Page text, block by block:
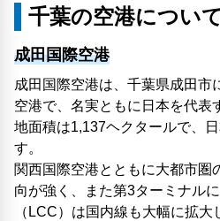
千葉の空港について
成田国際空港
成田国際空港は、千葉県成田市
空港で、名実ともに日本を代表
地面積は1,137ヘクタールで、
す。
関西国際空港とともに大都市圏
向が強く、また第3ターミナル
（LCC）は国内線も大幅に拡